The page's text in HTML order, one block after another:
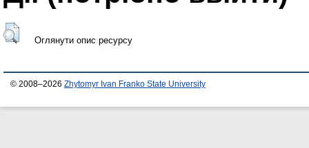
Оглянути опис ресурсу
© 2008–2026 Zhytomyr Ivan Franko State University